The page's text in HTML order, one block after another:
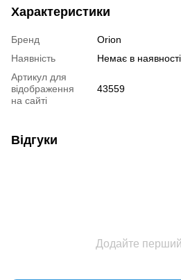
Характеристики
Бренд
Orion
Наявність
Немає в наявності
Артикул для
відображення
на сайті
43559
Відгуки
Додайте перший